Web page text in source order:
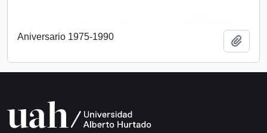
Aniversario 1975-1990